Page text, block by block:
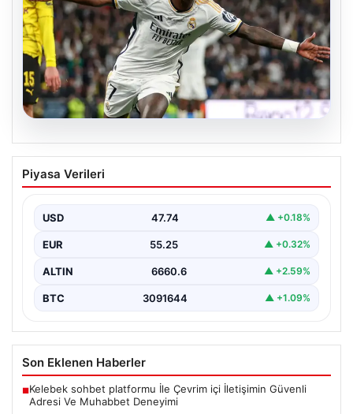
Real Madrid, Vinicius Junior ile Yeni
Sözleşmeyi Resmen Açıkladı
süredir konuşulan ve merakla beklenen gelişmeyle
ilgili…
Piyasa Verileri
USD 47.74 ▲ +0.18%
EUR 55.25 ▲ +0.32%
ALTIN 6660.6 ▲ +2.59%
BTC 3091644 ▲ +1.09%
Son Eklenen Haberler
■Kelebek sohbet platformu İle Çevrim içi İletişimin Güvenli
Adresi Ve Muhabbet Deneyimi